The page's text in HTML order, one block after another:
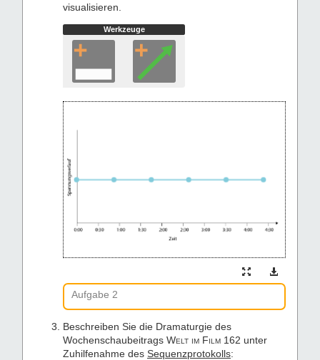
visualisieren.
Werkzeuge
Aufgabe 2
Beschreiben Sie die Dramaturgie des
Wochenschaubeitrags Welt im Film 162 unter
Zuhilfenahme des Sequenzprotokolls: